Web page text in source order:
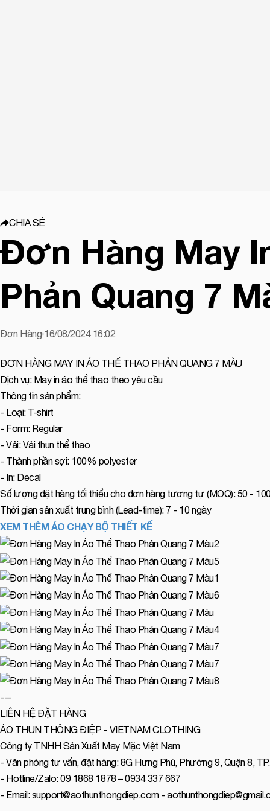
CHIA SẺ
Đơn Hàng May
Phản Quang 7
Đơn Hàng 16/08/2024 16:02
ĐƠN HÀNG MAY IN ÁO THỂ THAO PHẢN QUANG 7 MÀU
Dịch vụ: May in áo thể thao theo yêu cầu
Thông tin sản phẩm:
- Loại: T-shirt
- Form: Regular
- Vải: Vải thun thể thao
- Thành phần sợi: 100% polyester
- In: Decal
Số lượng đặt hàng tối thiểu cho đơn hàng tương tự (MOQ): 50 -
Thời gian sản xuất trung bình (Lead-time): 7 - 10 ngày
XEM THÊM ÁO CHẠY BỘ THIẾT KẾ
---
LIÊN HỆ ĐẶT HÀNG
ÁO THUN THÔNG ĐIỆP - VIETNAM CLOTHING
Công ty TNHH Sản Xuất May Mặc Việt Nam
- Văn phòng tư vấn, đặt hàng: 8G Hưng Phú, Phường 9, Quận 8,
- Hotline/Zalo: 09 1868 1878 – 0934 337 667
- Email: support@aothunthongdiep.com -